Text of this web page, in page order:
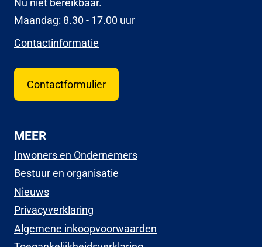
Nu niet bereikbaar.
Maandag: 8.30 - 17.00 uur
Contactinformatie
Contactformulier
MEER
Inwoners en Ondernemers
Bestuur en organisatie
Nieuws
Privacyverklaring
Algemene inkoopvoorwaarden